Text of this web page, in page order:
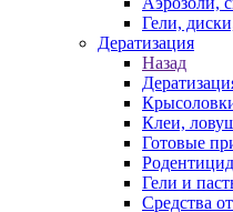
Гели,
Дератизация
Назад
Клеи,
Готовые
Гели и
Средства